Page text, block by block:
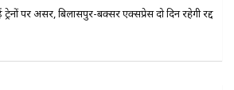
पर असर, बिलासपुर-बक्सर एक्सप्रेस दो दिन रहेगी रद्द